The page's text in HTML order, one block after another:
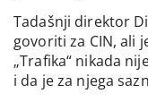
Tadašnji direktor
govoriti za CIN, ali
„Trafika“ nikada
i da je za njega